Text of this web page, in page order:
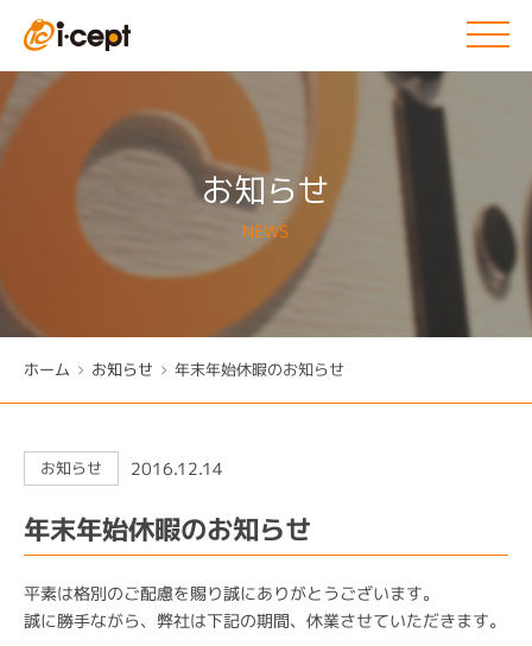
お知らせ
NEWS
ホーム お知らせ 年末年始休暇のお知らせ
お知らせ 2016.12.14
年末年始休暇のお知らせ
平素は格別のご配慮を賜り誠にありがとうございます。
誠に勝手ながら、弊社は下記の期間、休業させていただきます。